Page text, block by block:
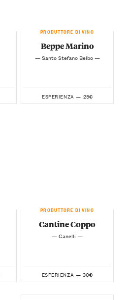
PRODUTTORE DI VINO
Beppe Marino
— Santo Stefano Belbo —
ESPERIENZA — 25€
PRODUTTORE DI VINO
Cantine Coppo
— Canelli —
ESPERIENZA — 30€